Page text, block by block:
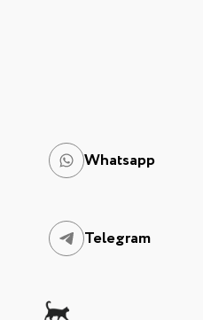
Whatsapp
Telegram